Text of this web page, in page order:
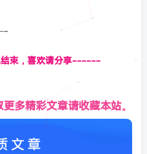
束，喜欢请分享------
多精彩文章请收藏本站。